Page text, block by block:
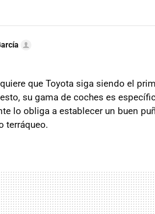
que Toyota siga siendo el
su gama de coches es
lo obliga a establecer un buen
terráqueo.